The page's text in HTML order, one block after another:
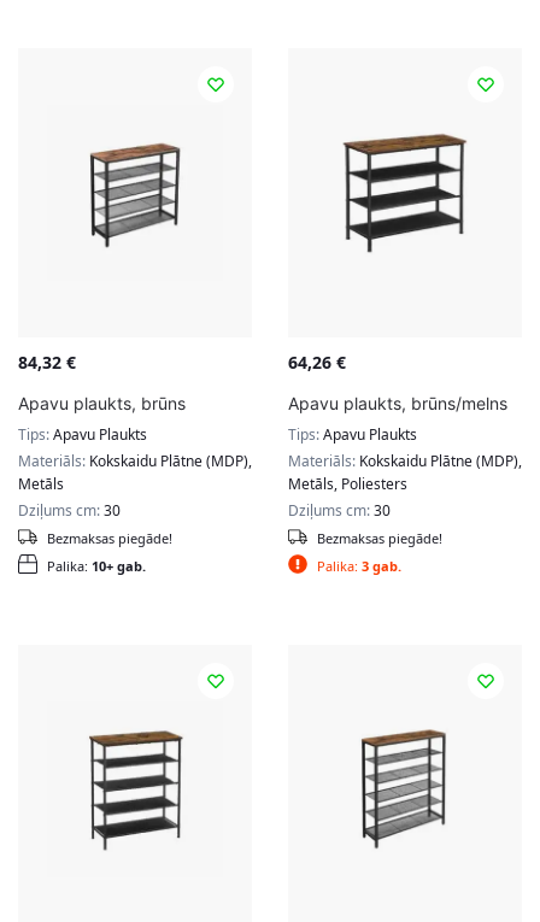
84,32 €
Apavu plaukts, brūns
Tips:Apavu Plaukts
Materiāls: Kokskaidu Plātne (MDP),
Metāls
Dziļums cm:30
Palika: 10+ gab.
Bezmaksas piegāde!
64,26 €
Apavu plaukts, brūns/melns
Tips:Apavu Plaukts
Materiāls: Kokskaidu Plātne (MDP),
Metāls, Poliesters
Dziļums cm:30
Palika: 3 gab.
Bezmaksas piegāde!